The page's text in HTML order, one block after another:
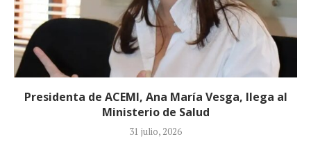
Presidenta de ACEMI, Ana María Vesga, llega al
Ministerio de Salud
31 julio, 2026